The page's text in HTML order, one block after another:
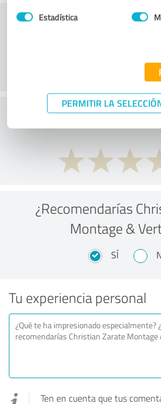
Estadística
PERMITIR LA
Servicio de atención
¿Qué te parece la
¿Recomendarías
Montage &
SÍ
Tu experiencia personal
Ten en cuenta que tus